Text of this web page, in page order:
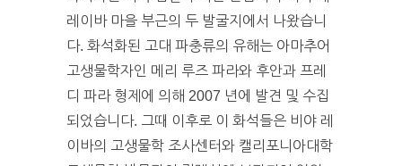
레이바 마을 부근의 두 발굴지에서 나왔습니
다. 화석화된 고대 파충류의 유해는 아마추어
고생물학자인 메리 루즈 파라와 후안과 프레
디 파라 형제에 의해 2007 년에 발견 및 수집
되었습니다. 그때 이후로 이 화석들은 비야 레
이바의 고생물학 조사센터와 캘리포니아대학